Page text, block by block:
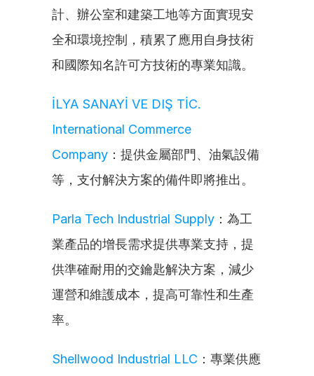
計、辦公室和建築工地等方面實現安
全和環境控制，積累了應用自身技術
和國際知名許可方技術的專業知識。
İLYA SANAYİ VE DIŞ TİC.
International Commerce
Company ：提供金屬部門、油氣設備
等，支付解決方案的備件即將推出。
Parla Tech Industrial Supply ：為工
業產品的增長需求提供專業支持，提
供準確耐用的交鑰匙解決方案，減少
運營和維護成本，提高可靠性和生產
率。
Shellwood Industrial LLC ：專業供應